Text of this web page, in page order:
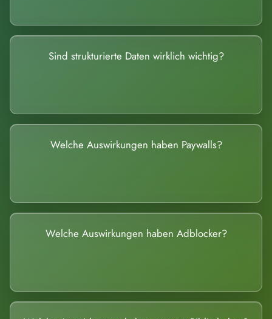
Sind strukturierte Daten wirklich wichtig?
Welche Auswirkungen haben Paywalls?
Welche Auswirkungen haben Adblocker?